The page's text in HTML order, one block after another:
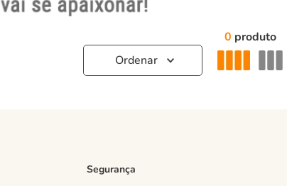
0 produto
Segurança